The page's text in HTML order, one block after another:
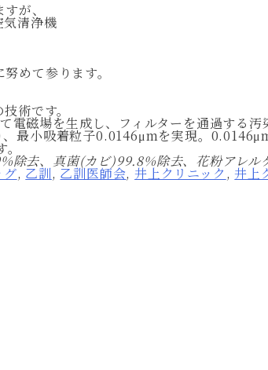
が、
気清浄機
めて参ります。
術です。
磁場を生成し、フィルターを通過する汚
最小吸着粒子0.0146μmを実現。
除去、真菌(カビ)99.8%除去、花粉アレル
グ, 乙訓, 乙訓医師会,井上クリニック ,井上